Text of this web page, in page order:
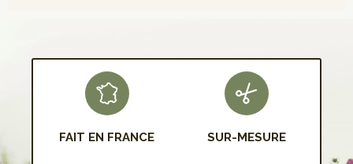
S'INSCRIRE
FAIT EN FRANCE SUR-MESURE